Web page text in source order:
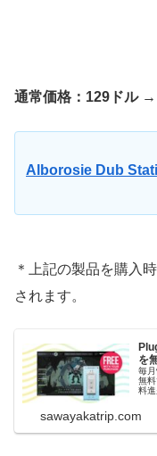
通常価格：129ドル →
Alborosie Dub
＊上記の製品を購入
されます。
を
毎
無
料
sawayakatrip.com